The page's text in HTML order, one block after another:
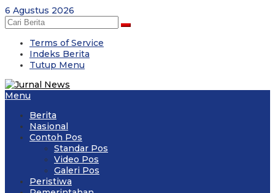
Skip
to
content
6 Agustus 2026
Terms of Service
Indeks Berita
Tutup Menu
Menu
Berita
Nasional
Contoh Pos
Standar Pos
Video Pos
Galeri Pos
Peristiwa